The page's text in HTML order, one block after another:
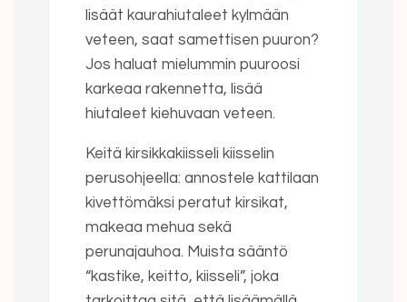
lisäät kaurahiutaleet kylmään
veteen, saat samettisen puuron?
Jos haluat mielummin puuroosi
karkeaa rakennetta, lisää
hiutaleet kiehuvaan veteen.
Keitä kirsikkakiisseli kiisselin
perusohjeella: annostele kattilaan
kivettömäksi peratut kirsikat,
makeaa mehua sekä
perunajauhoa. Muista sääntö
“kastike, keitto, kiisseli”, joka